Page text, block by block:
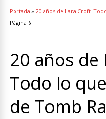
Portada » 20 años de Lara Croft:
Página 6
20 años de
Todo lo
de Tomb